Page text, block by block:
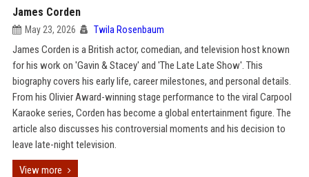
James Corden
May 23, 2026 Twila Rosenbaum
James Corden is a British actor, comedian, and television host known
for his work on 'Gavin & Stacey' and 'The Late Late Show'. This
biography covers his early life, career milestones, and personal details.
From his Olivier Award-winning stage performance to the viral Carpool
Karaoke series, Corden has become a global entertainment figure. The
article also discusses his controversial moments and his decision to
leave late-night television.
View more